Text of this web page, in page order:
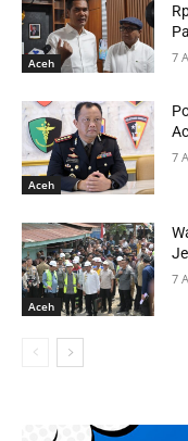
Aceh 7
Aceh
7
Aceh
7